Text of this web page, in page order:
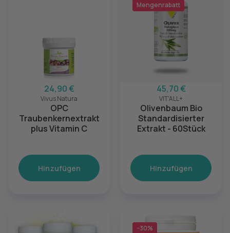
24,90 €
Vivus Natura
OPC
Traubenkernextrakt
plus Vitamin C
Hinzufügen
Mengenrabatt
45,70 €
VIT'ALL+
Olivenbaum Bio
Standardisierter
Extrakt - 60Stück
Hinzufügen
−30%